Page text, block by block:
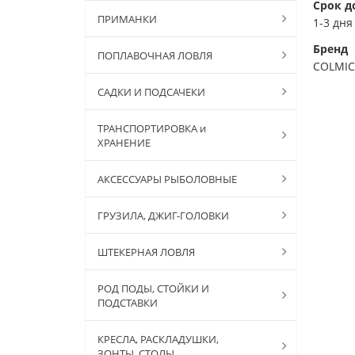
ПРИМАНКИ
ПОПЛАВОЧНАЯ ЛОВЛЯ
САДКИ И ПОДСАЧЕКИ
ТРАНСПОРТИРОВКА и
ХРАНЕНИЕ
АКСЕССУАРЫ РЫБОЛОВНЫЕ
ГРУЗИЛА, ДЖИГ-ГОЛОВКИ
ШТЕКЕРНАЯ ЛОВЛЯ
РОД ПОДЫ, СТОЙКИ И
ПОДСТАВКИ
КРЕСЛА, РАСКЛАДУШКИ,
Срок
1-3 дня
Бренд
COLMIC